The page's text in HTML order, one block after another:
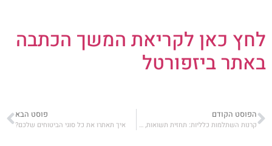
לחץ כאן לקריאת המשך הכתבה
באתר ביזפורטל
הפוסט הקודם
קרנות השתלמות כלליות: תחזית תשואות, מי המנצחות ומי המפסידות של השנה?
פוסט הבא
איך תאתרו את כל סוגי הביטוחים שלכם?